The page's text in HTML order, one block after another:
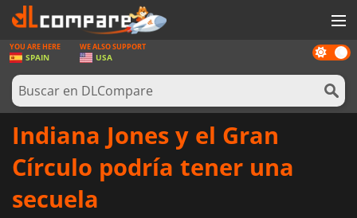
JUEGOS
TARJETAS PREPAGO
SOFTWARE
Dark
mode
YOU ARE HERE
SPAIN
WE ALSO SUPPORT
USA
Indiana Jones y el Gran
Círculo podría tener una
secuela